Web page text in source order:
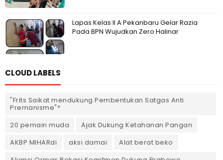
Lapas Kelas II A Pekanbaru Gelar Razia
Pada BPN Wujudkan Zero Halinar
CLOUD LABELS
"Frits Saikat mendukung Pembentukan Satgas Anti
Premanisme"*
20 pemain muda
Ajak Dukung Ketahanan Pangan
AKBP MIHARdi
aksi damai
Alat berat beko